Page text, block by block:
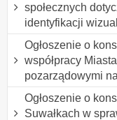
społecznych
identyfikacji
Ogłoszenie o
współpracy
pozarządowymi
Ogłoszenie o
Suwałkach w